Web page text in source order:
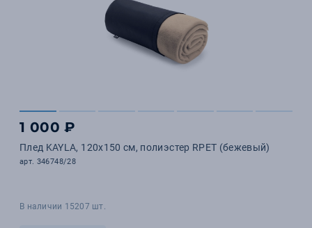
1 000 ₽
Плед KAYLA, 120x150 см, полиэстер RPET (бежевый)
арт. 346748/28
В наличии 15207 шт.